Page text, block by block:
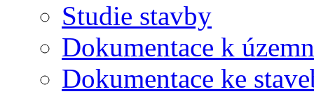
Studie stavby
Dokumentace k
Dokumentace ke